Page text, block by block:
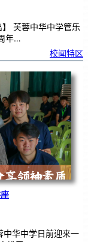
芙蓉中华中学管乐
年…
校闻特区
中华中学日前迎来一